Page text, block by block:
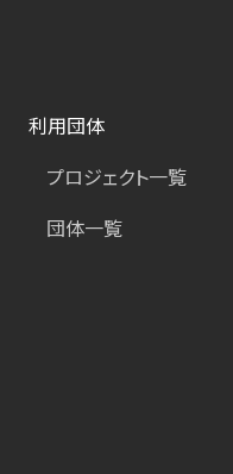
利用団体
プロジェクト一覧
団体一覧